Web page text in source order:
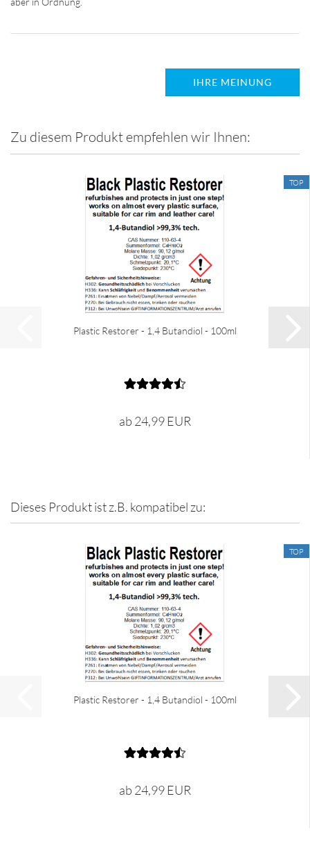
IHRE MEINUNG
Zu diesem Produkt empfehlen wir Ihnen:
TOP
Plastic Restorer - 1,4 Butandiol - 100ml
ab 24,99 EUR
Dieses Produkt ist z.B. kompatibel zu:
TOP
Plastic Restorer - 1,4 Butandiol - 100ml
ab 24,99 EUR